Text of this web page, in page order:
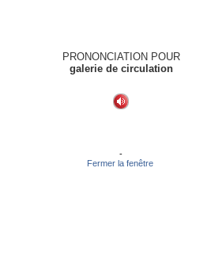
PRONONCIATION POUR
galerie de circulation
-
Fermer la fenêtre